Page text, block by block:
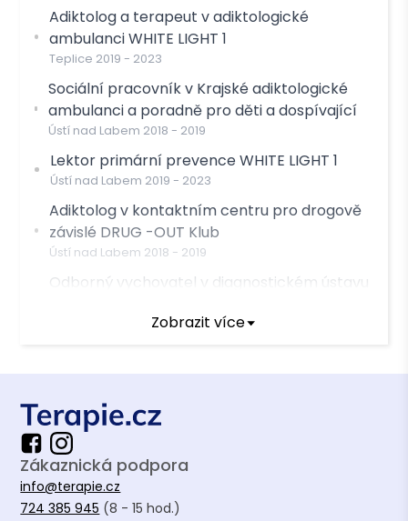
Adiktolog a terapeut v adiktologické
ambulanci WHITE LIGHT 1
Teplice 2019 - 2023
Sociální pracovník v Krajské adiktologické
ambulanci a poradně pro děti a dospívající
Ústí nad Labem 2018 - 2019
Lektor primární prevence WHITE LIGHT 1
Ústí nad Labem 2019 - 2023
Adiktolog v kontaktním centru pro drogově
závislé DRUG -OUT Klub
Ústí nad Labem 2018 - 2019
Odborný vychovatel v diagnostickém ústavu
VÝCVIK A VZDĚLÁVÁNÍ V PREVENCI A TERAPII
TRAUMATU
Terapeutické kurzy
Zobrazit více
Zákaznická podpora
info@terapie.cz
724 385 945 (8 - 15 hod.)